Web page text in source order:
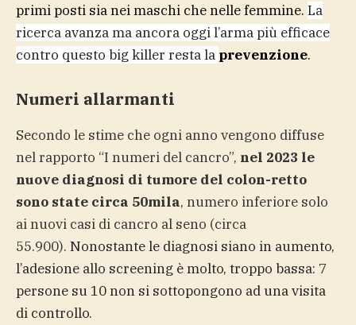
primi posti sia nei maschi che nelle femmine. La
ricerca avanza ma ancora oggi l’arma più efficace
contro questo big killer resta la prevenzione.
Numeri allarmanti
Secondo le stime che ogni anno vengono diffuse
nel rapporto “I numeri del cancro”, nel 2023 le
nuove diagnosi di tumore del colon-retto
sono state circa 50mila, numero inferiore solo
ai nuovi casi di cancro al seno (circa
55.900). Nonostante le diagnosi siano in aumento,
l’adesione allo screening è molto, troppo bassa: 7
persone su 10 non si sottopongono ad una visita
di controllo.